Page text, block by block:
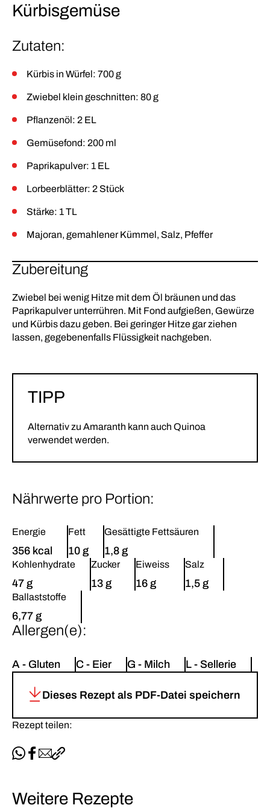
Kürbisgemüse
Zutaten:
Kürbis in Würfel: 700 g
Zwiebel klein geschnitten: 80 g
Pflanzenöl: 2 EL
Gemüsefond: 200 ml
Paprikapulver: 1 EL
Lorbeerblätter: 2 Stück
Stärke: 1 TL
Majoran, gemahlener Kümmel, Salz, Pfeffer
Zubereitung
Zwiebel bei wenig Hitze mit dem Öl bräunen und das
Paprikapulver unterrühren. Mit Fond aufgießen, Gewürze
und Kürbis dazu geben. Bei geringer Hitze gar ziehen
lassen, gegebenenfalls Flüssigkeit nachgeben.
TIPP
Alternativ zu Amaranth kann auch Quinoa
verwendet werden.
Nährwerte pro Portion:
Energie
356 kcal
Fett
10 g
Gesättigte Fettsäuren
1,8 g
Kohlenhydrate
47 g
Zucker
13 g
Eiweiss
16 g
Salz
1,5 g
Ballaststoffe
6,77 g
Allergen(e):
A - Gluten C - Eier G - Milch L - Sellerie
Dieses Rezept als PDF-Datei speichern
Rezept teilen:
Per WhatsApp teilen
Auf Facebook teilen
Per E-Mail teilen
Link kopieren
Weitere Rezepte